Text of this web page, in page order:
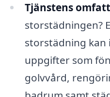
Tjänstens
storstädningen?
storstädning kan
uppgifter som
golvvård,